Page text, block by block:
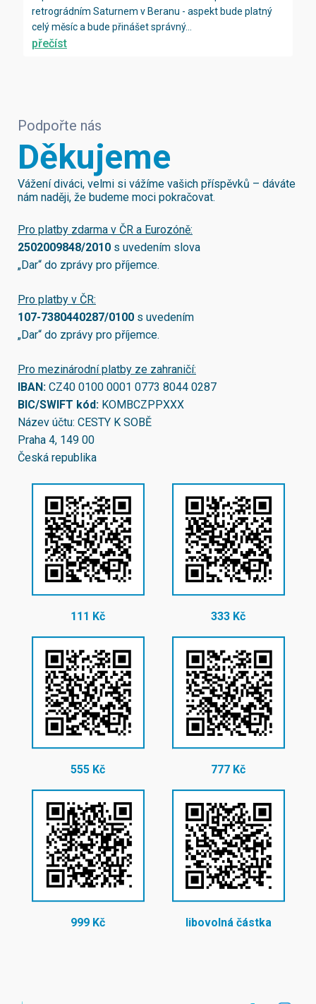
retrográdním Saturnem v Beranu - aspekt bude platný
celý měsíc a bude přinášet správný...
přečíst
Podpořte nás
Děkujeme
Vážení diváci, velmi si vážíme vašich příspěvků – dáváte
nám naději, že budeme moci pokračovat.
Pro platby zdarma v ČR a Eurozóně:
2502009848/2010 s uvedením slova
„Dar“ do zprávy pro příjemce.
Pro platby v ČR:
107-7380440287/0100 s uvedením
„Dar“ do zprávy pro příjemce.
Pro mezinárodní platby ze zahraničí:
IBAN: CZ40 0100 0001 0773 8044 0287
BIC/SWIFT kód: KOMBCZPPXXX
Název účtu: CESTY K SOBĚ
Praha 4, 149 00
Česká republika
111 Kč 333 Kč
555 Kč 777 Kč
999 Kč libovolná částka